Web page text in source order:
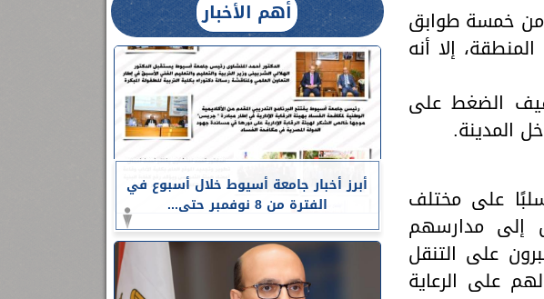
اكثر من ٢٠ سنة ، مكوّن من خمسة طوابق
إلا أنه
الضغط على
المدينة.
على مختلف
إلى مدارسهم
على التنقل
على الرعاية
أهم الأخبار
أبرز أخبار جامعة أسيوط خلال أسبوع في
الفترة من 8 نوفمبر حتى...